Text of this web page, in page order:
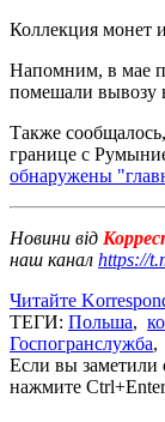
Коллекция монет
Напомним, в мае
помешали вывозу
Также
границе с
обнаружены
Новини від
наш канал https://
Читайте
ТЕГИ: Польша,
Госпогранслужба,
Если вы заметили
нажмите